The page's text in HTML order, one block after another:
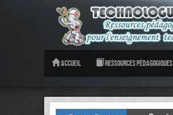
Accueil Ressources pédagogiques